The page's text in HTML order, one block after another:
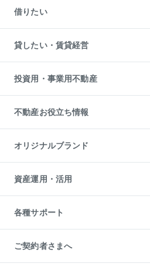
中古一戸建ての購入
不動産購入の流れ
注目キーワード物件特集
購入ガイド
English 繁体中文簡体中文
一戸建ての売却・査定
土地の売却・査定
スピードAI査定
不動産査定について
不動産売却の流れ
不動産買換えの流れ
売却ガイド
借りたい
オフィス・店舗の賃貸
借りるときの流れ
借りるガイド
貸したい・賃貸経営
マンション賃料データ
賃貸管理プラン
リロケーションについて
貸すガイド
投資用・事業用不動産
事業用不動産
マンション投資
投資用マンション
アパート経営
収益物件
ビル購入（ビル一棟）
投資用不動産の売却査定
事業用不動産の売却査定
不動産お役立ち情報
マンションライブラリー
人気マンションランキング
暮らしに役立つ不動産メディア
不動産相場・不動産価格情報
不動産コラム・ニュース
不動産用語集
不動産なんでもネット相談室
住まいの税金
オリジナルブランド
一棟リノベーションマンション
L`GENTE（ルジェンテ）
区分リノベーションマンション
投資用一棟レジデンスWELL
不動産小口投資
LEGACIA（レガシア）
資産運用・活用
不動産M&A
アセットマネジメント・出資
各種サポート
相続サポート
リフォームサポート
ご契約者さまへ